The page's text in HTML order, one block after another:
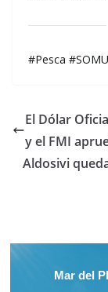
#Pesca
El Dólar
y el FMI
Aldosivi
Mar del